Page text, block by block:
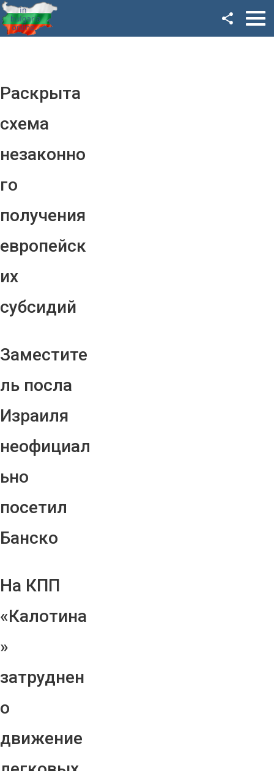
Раскрыта
схема
незаконно
го
получения
европейск
их
субсидий
Заместите
ль посла
Израиля
неофициал
ьно
посетил
Банско
На КПП
«Калотина
»
затруднен
о
движение